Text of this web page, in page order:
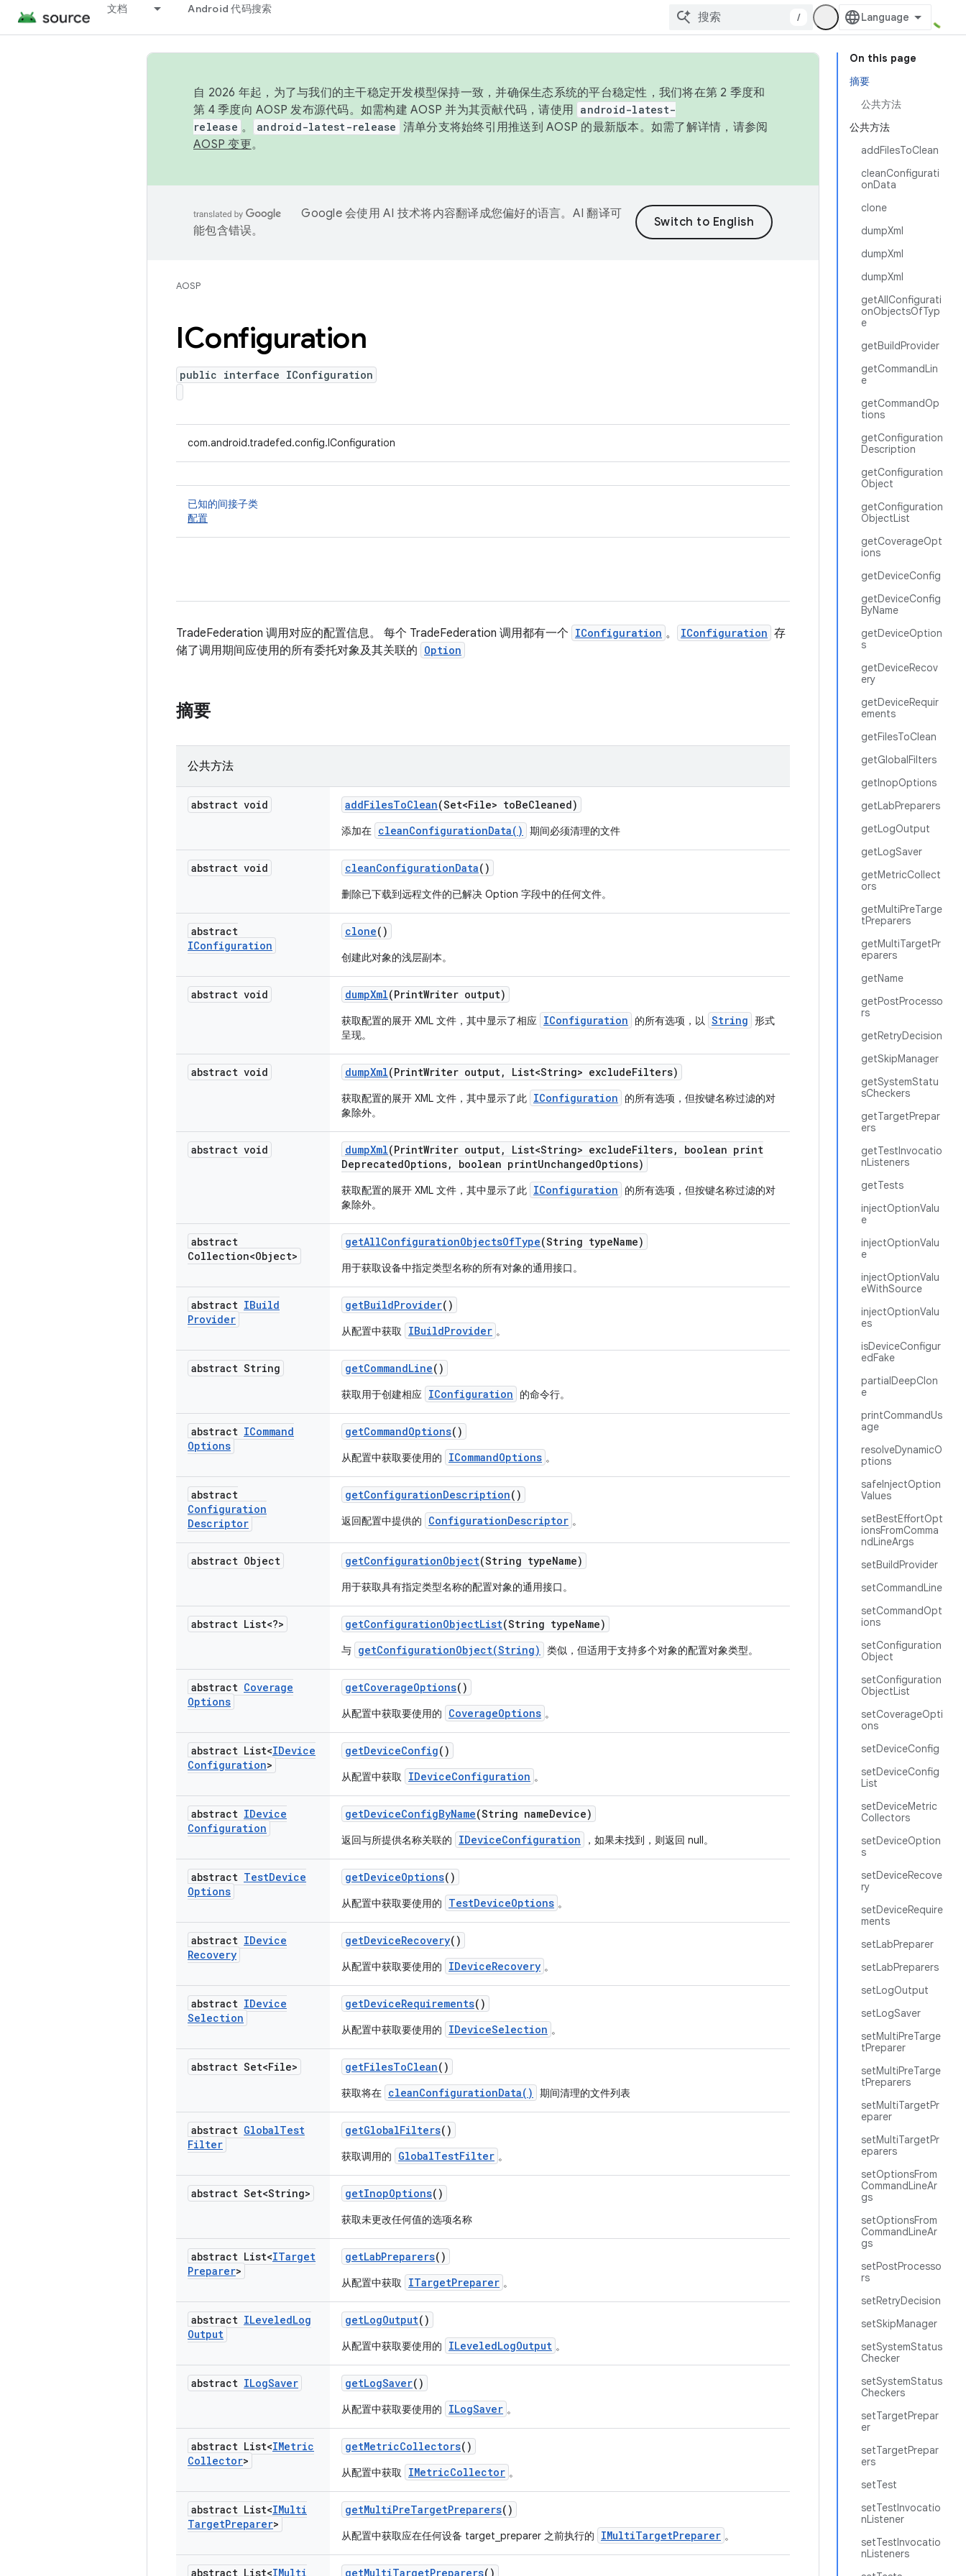
文档 Android 代码搜索
/
On this page
摘要
公共方法
公共方法
addFilesToClean
cleanConfigurati
onData
clone
dumpXml
dumpXml
dumpXml
getAllConfigurati
onObjectsOfTyp
e
getBuildProvider
getCommandLin
e
getCommandOp
tions
getConfiguration
Description
getConfiguration
Object
getConfiguration
ObjectList
getCoverageOpt
ions
getDeviceConfig
getDeviceConfig
ByName
getDeviceOption
s
getDeviceRecov
ery
getDeviceRequir
ements
getFilesToClean
getGlobalFilters
getInopOptions
getLabPreparers
getLogOutput
getLogSaver
getMetricCollect
ors
getMultiPreTarge
tPreparers
getMultiTargetPr
eparers
getName
getPostProcesso
rs
getRetryDecision
getSkipManager
getSystemStatu
sCheckers
getTargetPrepar
ers
getTestInvocatio
nListeners
getTests
injectOptionValu
e
injectOptionValu
e
injectOptionValu
eWithSource
injectOptionValu
es
isDeviceConfigur
edFake
partialDeepClon
e
printCommandUs
age
resolveDynamicO
ptions
safeInjectOption
Values
setBestEffortOpt
ionsFromComma
ndLineArgs
setBuildProvider
setCommandLine
setCommandOpt
ions
setConfiguration
Object
setConfiguration
ObjectList
setCoverageOpti
ons
setDeviceConfig
setDeviceConfig
List
setDeviceMetric
Collectors
setDeviceOption
s
setDeviceRecove
ry
setDeviceRequire
ments
setLabPreparer
setLabPreparers
setLogOutput
setLogSaver
setMultiPreTarge
tPreparer
setMultiPreTarge
tPreparers
setMultiTargetPr
eparer
setMultiTargetPr
eparers
setOptionsFrom
CommandLineAr
gs
setOptionsFrom
CommandLineAr
gs
setPostProcesso
rs
setRetryDecision
setSkipManager
setSystemStatus
Checker
setSystemStatus
Checkers
setTargetPrepar
er
setTargetPrepar
ers
setTest
setTestInvocatio
nListener
setTestInvocatio
nListeners
自 2026 年起，为了与我们的主干稳定开发模型保持一致，并确保生态系统的平台稳定性，我们将在第 2 季度和
第 4 季度向 AOSP 发布源代码。如需构建 AOSP 并为其贡献代码，请使用 android-latest-
release 。 android-latest-release 清单分支将始终引用推送到 AOSP 的最新版本。如需了解详情，请参阅
AOSP 变更。
Google 会使用 AI 技术将内容翻译成您偏好的语言。AI 翻译可
能包含错误。
AOSP
IConfiguration
public interface IConfiguration
com.android.tradefed.config.IConfiguration
已知的间接子类
配置
TradeFederation 调用对应的配置信息。 每个 TradeFederation 调用都有一个 IConfiguration 。 IConfiguration 存
储了调用期间应使用的所有委托对象及其关联的 Option
摘要
公共方法
abstract void addFilesToClean(Set<File> toBeCleaned)
添加在 cleanConfigurationData() 期间必须清理的文件
abstract void cleanConfigurationData()
删除已下载到远程文件的已解决 Option 字段中的任何文件。
abstract
IConfiguration
clone()
创建此对象的浅层副本。
abstract void dumpXml(PrintWriter output)
获取配置的展开 XML 文件，其中显示了相应 IConfiguration 的所有选项，以 String 形式
呈现。
abstract void dumpXml(PrintWriter output, List<String> excludeFilters)
获取配置的展开 XML 文件，其中显示了此 IConfiguration
的所有选项，但按键名称过滤的对
象除外。
abstract void dumpXml(PrintWriter output, List<String> excludeFilters,
boolean print
DeprecatedOptions, boolean printUnchangedOptions)
获取配置的展开 XML 文件，其中显示了此 IConfiguration
的所有选项，但按键名称过滤的对
象除外。
abstract
Collection<Object>
getAllConfigurationObjectsOfType(String typeName)
用于获取设备中指定类型名称的所有对象的通用接口。
abstract IBuild
Provider
getBuildProvider()
从配置中获取 IBuildProvider 。
abstract String getCommandLine()
获取用于创建相应 IConfiguration 的命令行。
abstract ICommand
Options
getCommandOptions()
从配置中获取要使用的 ICommandOptions 。
abstract
Configuration
Descriptor
getConfigurationDescription()
返回配置中提供的 ConfigurationDescriptor 。
abstract Object getConfigurationObject(String typeName)
用于获取具有指定类型名称的配置对象的通用接口。
abstract List<?> getConfigurationObjectList(String typeName)
与 getConfigurationObject(String) 类似，但适用于支持多个对象的配置对象类型。
abstract Coverage
Options
getCoverageOptions()
从配置中获取要使用的 CoverageOptions 。
abstract List<IDevice
Configuration>
getDeviceConfig()
从配置中获取 IDeviceConfiguration 。
abstract IDevice
Configuration
getDeviceConfigByName(String nameDevice)
返回与所提供名称关联的 IDeviceConfiguration ，如果未找到，则返回 null。
abstract TestDevice
Options
getDeviceOptions()
从配置中获取要使用的 TestDeviceOptions 。
abstract IDevice
Recovery
getDeviceRecovery()
从配置中获取要使用的 IDeviceRecovery 。
abstract IDevice
Selection
getDeviceRequirements()
从配置中获取要使用的 IDeviceSelection 。
abstract Set<File> getFilesToClean()
获取将在 cleanConfigurationData() 期间清理的文件列表
abstract GlobalTest
Filter
getGlobalFilters()
获取调用的 GlobalTestFilter 。
abstract Set<String> getInopOptions()
获取未更改任何值的选项名称
abstract List<ITarget
Preparer>
getLabPreparers()
从配置中获取 ITargetPreparer 。
abstract ILeveledLog
Output
getLogOutput()
从配置中获取要使用的 ILeveledLogOutput 。
abstract ILogSaver getLogSaver()
从配置中获取要使用的 ILogSaver 。
abstract List<IMetric
Collector>
getMetricCollectors()
从配置中获取 IMetricCollector 。
abstract List<IMulti
TargetPreparer>
getMultiPreTargetPreparers()
从配置中获取应在任何设备 target_preparer 之前执行的 IMultiTargetPreparer 。
abstract List<IMulti getMultiTargetPreparers()